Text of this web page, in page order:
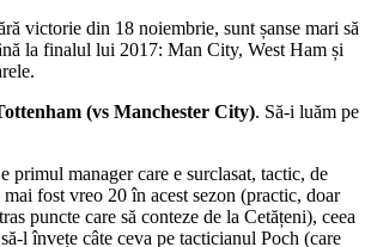
victorie din 18 noiembrie, sunt șanse mari să
la finalul lui 2017: Man City, West Ham și
(vs Manchester City). Să-i luăm pe
primul manager care e surclasat, tactic, de
fost vreo 20 în acest sezon (practic, doar
puncte care să conteze de la Cetățeni), ceea
l învețe câte ceva pe tacticianul Poch (care